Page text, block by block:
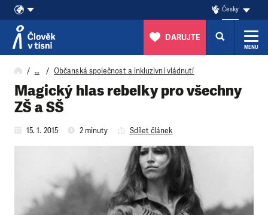
Přeskočit na obsah
Česky
DARUJTE
MENU
… Občanská společnost a inkluzivní vládnutí
Magický hlas rebelky pro všechny
ZŠ a SŠ
15. 1. 2015 2 minuty Sdílet článek